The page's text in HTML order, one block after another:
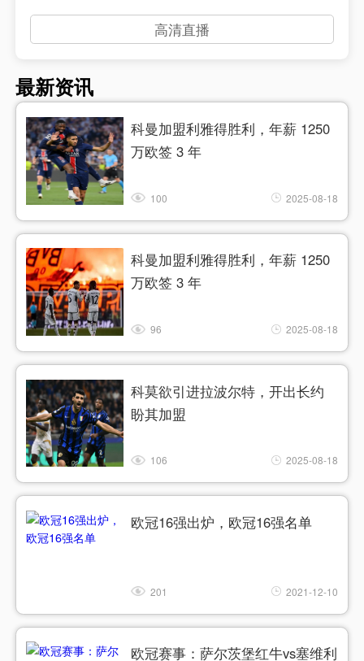
高清直播
最新资讯
科曼加盟利雅得胜利，年薪 1250
万欧签 3 年​
100 2025-08-18
科曼加盟利雅得胜利，年薪 1250
万欧签 3 年​
96 2025-08-18
科莫欲引进拉波尔特，开出长约
盼其加盟
106 2025-08-18
欧冠16强出炉，欧冠16强名单
201 2021-12-10
欧冠赛事：萨尔茨堡红牛vs塞维利